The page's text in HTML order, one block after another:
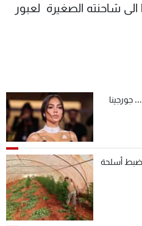
شاحنته الصغيرة لعبور
جورجينا
وضبط أسلحة